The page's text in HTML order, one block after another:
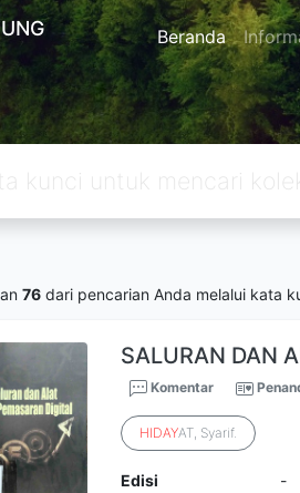
Beranda
76 dari pencarian Anda melalui kata
SALURAN DAN
Komentar
HIDAYAT, Syarif.
Edisi
-